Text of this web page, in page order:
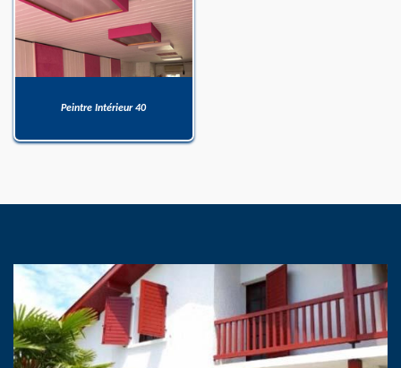
Peintre Intérieur 40